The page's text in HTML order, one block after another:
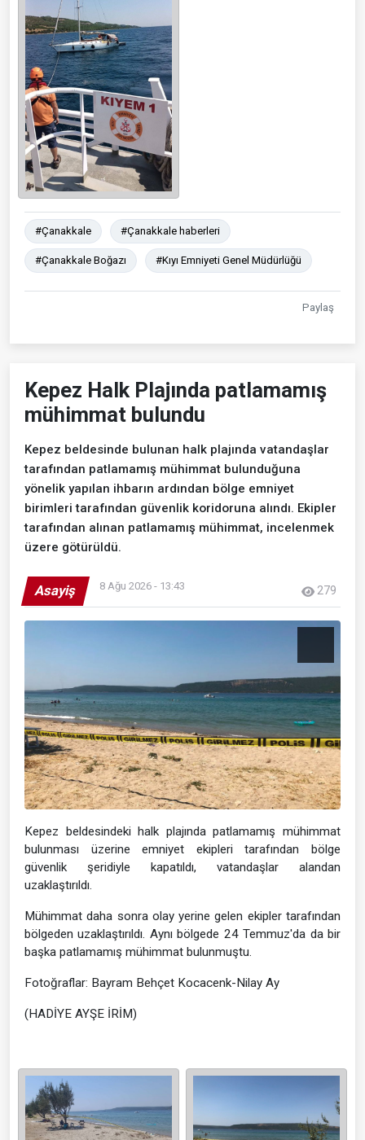
#Çanakkale #Çanakkale haberleri
#Çanakkale Boğazı #Kıyı Emniyeti Genel Müdürlüğü
Paylaş
Kepez Halk Plajında patlamamış
mühimmat bulundu
Kepez beldesinde bulunan halk plajında vatandaşlar
tarafından patlamamış mühimmat bulunduğuna
yönelik yapılan ihbarın ardından bölge emniyet
birimleri tarafından güvenlik koridoruna alındı. Ekipler
tarafından alınan patlamamış mühimmat, incelenmek
üzere götürüldü.
Asayiş 8 Ağu 2026 - 13:43 279
Kepez beldesindeki halk plajında patlamamış mühimmat
bulunması üzerine emniyet ekipleri tarafından bölge
güvenlik şeridiyle kapatıldı, vatandaşlar alandan
uzaklaştırıldı.
Mühimmat daha sonra olay yerine gelen ekipler tarafından
bölgeden uzaklaştırıldı. Aynı bölgede 24 Temmuz'da da bir
başka patlamamış mühimmat bulunmuştu.
Fotoğraflar: Bayram Behçet Kocacenk-Nilay Ay
(HADİYE AYŞE İRİM)